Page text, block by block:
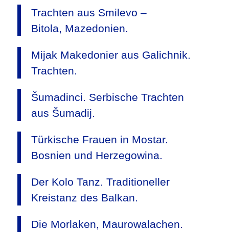
Trachten aus Smilevo –
Bitola, Mazedonien.
Mijak Makedonier aus Galichnik.
Trachten.
Šumadinci. Serbische Trachten
aus Šumadij.
Türkische Frauen in Mostar.
Bosnien und Herzegowina.
Der Kolo Tanz. Traditioneller
Kreistanz des Balkan.
Die Morlaken, Maurowalachen.